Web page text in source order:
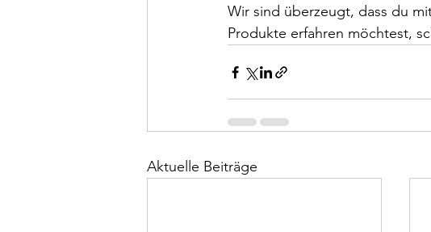
Wir sind überzeugt, dass du
Produkte erfahren möchtest,
Aktuelle Beiträge